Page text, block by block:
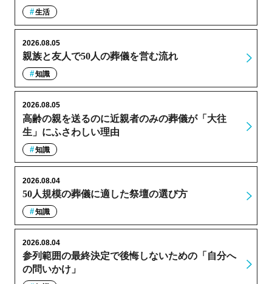
生活
親族と友人で50人の葬儀を営む流れ
2026.08.05
知識
高齢の親を送るのに近親者のみの葬儀が「大往
生」にふさわしい理由
2026.08.05
知識
50人規模の葬儀に適した祭壇の選び方
2026.08.04
知識
参列範囲の最終決定で後悔しないための「自分へ
の問いかけ」
2026.08.04